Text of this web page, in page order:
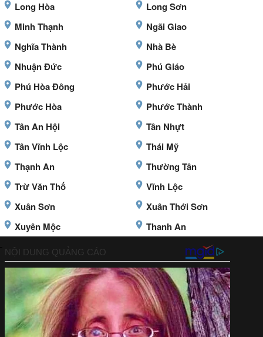
Long Hòa
Long Sơn
Minh Thạnh
Ngãi Giao
Nghĩa Thành
Nhà Bè
Nhuận Đức
Phú Giáo
Phú Hòa Đông
Phước Hải
Phước Hòa
Phước Thành
Tân An Hội
Tân Nhựt
Tân Vĩnh Lộc
Thái Mỹ
Thạnh An
Thường Tân
Trừ Văn Thố
Vĩnh Lộc
Xuân Sơn
Xuân Thới Sơn
Xuyên Mộc
Thanh An